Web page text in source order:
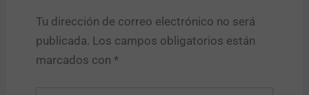
Tu dirección de correo electrónico no será
publicada. Los campos obligatorios están
marcados con *